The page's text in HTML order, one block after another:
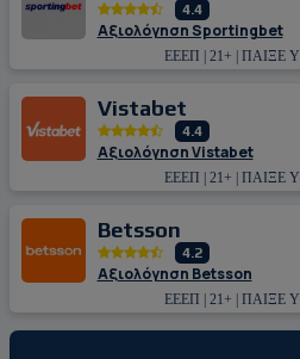
4.4
Αξιολόγηση Sportingbet
ΕΕΕΠ | 21+ | ΠΑΙΞΕ
Vistabet
4.4
Αξιολόγηση Vistabet
ΕΕΕΠ | 21+ | ΠΑΙΞΕ
Betsson
4.2
Αξιολόγηση Betsson
ΕΕΕΠ | 21+ | ΠΑΙΞΕ